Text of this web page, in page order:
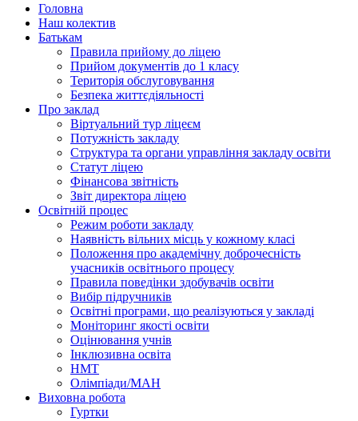
Головна
Наш колектив
Батькам
Правила прийому до ліцею
Прийом документів до 1 класу
Територія обслуговування
Безпека життєдіяльності
Про заклад
Віртуальний тур ліцеєм
Потужність закладу
Структура та органи управління закладу освіти
Статут ліцею
Фінансова звітність
Звіт директора ліцею
Освітній процес
Режим роботи закладу
Наявність вільних місць у кожному класі
Положення про академічну доброчесність
учасників освітнього процесу
Правила поведінки здобувачів освіти
Вибір підручників
Освітні програми, що реалізуються у закладі
Моніторинг якості освіти
Оцінювання учнів
Інклюзивна освіта
НМТ
Олімпіади/МАН
Виховна робота
Гуртки